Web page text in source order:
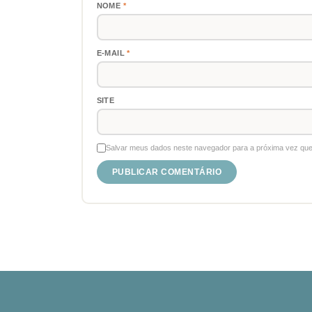
NOME *
E-MAIL*
SITE
Salvar meus dados neste navegador para a próxima vez